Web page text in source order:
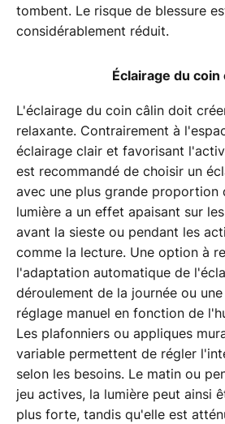
tombent. Le risque de blessure
considérablement réduit.
Éclairage du coin
L'éclairage du coin câlin doit
relaxante. Contrairement à
éclairage clair et favorisant
est recommandé de choisir un
avec une plus grande proportion
lumière a un effet apaisant sur
avant la sieste ou pendant les
comme la lecture. Une option à
l'adaptation automatique de
déroulement de la journée ou
réglage manuel en fonction de
Les plafonniers ou appliques
variable permettent de régler
selon les besoins. Le matin ou
jeu actives, la lumière peut ainsi
plus forte, tandis qu'elle est